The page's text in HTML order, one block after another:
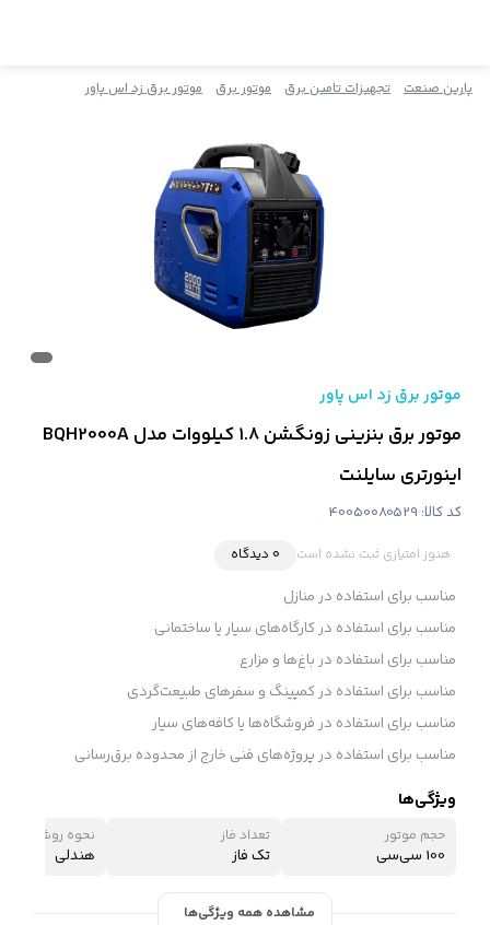
پارین صنعت تجهیزات تامین برق موتور برق موتور برق زد اس پاور
موتور برق زد اس پاور
موتور برق بنزینی زونگشن ۱.۸ کیلووات مدل BQH2000A
اینورتری سایلنت
کد کالا: 40050080529
هنوز امتیازی ثبت نشده است 0 دیدگاه
مناسب برای استفاده در منازل
مناسب برای استفاده در کارگاه‌های سیار یا ساختمانی
مناسب برای استفاده در باغ‌ها و مزارع
مناسب برای استفاده در کمپینگ و سفرهای طبیعت‌گردی
مناسب برای استفاده در فروشگاه‌ها یا کافه‌های سیار
مناسب برای استفاده در پروژه‌های فنی خارج از محدوده برق‌رسانی
ویژگی‌ها
حجم موتور
100 سی‌سی
تعداد فاز
تک فاز
نحوه روشن شدن
هندلی
مشاهده همه ویژگی‌ها